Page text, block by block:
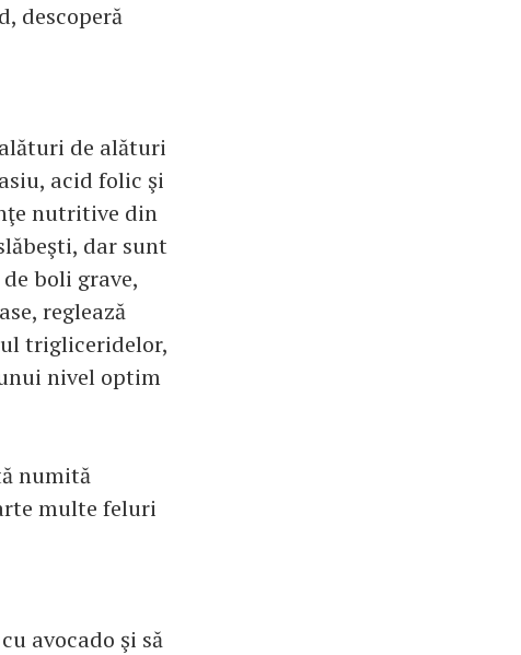
descoperă
de alături
acid folic şi
nutritive din
dar sunt
boli grave,
reglează
trigliceridelor,
nivel optim
numită
multe feluri
avocado şi să